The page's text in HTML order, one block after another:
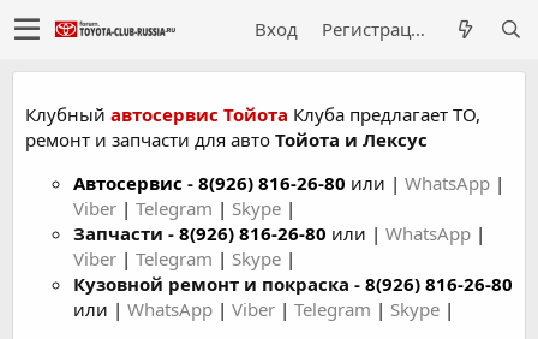
Вход Регистрация
Клубный автосервис Тойота Клуба предлагает ТО,
ремонт и запчасти для авто Тойота и Лексус
Автосервис - 8(926) 816-26-80 или | WhatsApp |
Viber | Telegram | Skype |
Запчасти - 8(926) 816-26-80 или | WhatsApp |
Viber | Telegram | Skype |
Кузовной ремонт и покраска - 8(926) 816-26-80
или | WhatsApp | Viber | Telegram | Skype |